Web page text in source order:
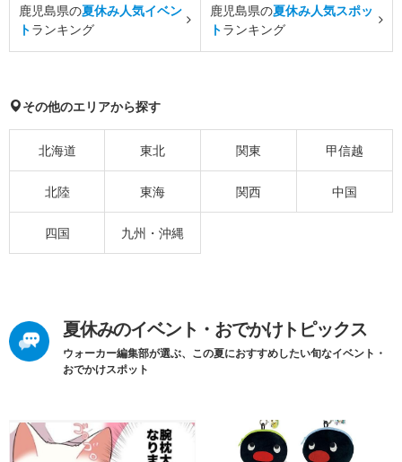
鹿児島県の夏休み人気イベン
トランキング
鹿児島県の夏休み人気スポッ
トランキング
その他のエリアから探す
北海道 東北 関東 甲信越
北陸 東海 関西 中国
四国 九州・沖縄
夏休みのイベント・おでかけトピックス
ウォーカー編集部が選ぶ、この夏におすすめしたい旬なイベント・
おでかけスポット